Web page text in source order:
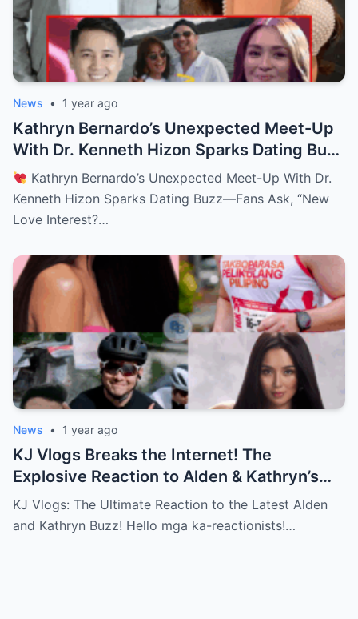
News • 1 year ago
Kathryn Bernardo’s Unexpected Meet-Up
With Dr. Kenneth Hizon Sparks Dating Buzz
—Fans Ask, “New Love Interest? Is She
Moving On?!
Kathryn Bernardo’s Unexpected Meet-Up With Dr.
Kenneth Hizon Sparks Dating Buzz—Fans Ask, “New
Love Interest?…
News • 1 year ago
KJ Vlogs Breaks the Internet! The
Explosive Reaction to Alden & Kathryn’s
Kilig-Filled Hand-Holding Moments You
Can’t Miss!
KJ Vlogs: The Ultimate Reaction to the Latest Alden
and Kathryn Buzz! Hello mga ka-reactionists!…